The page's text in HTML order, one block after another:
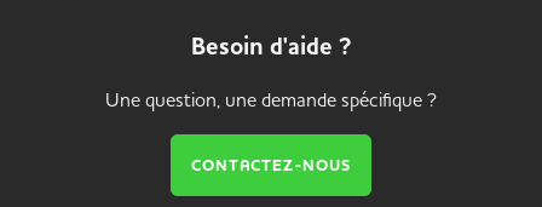
Besoin d'aide ?
Une question, une demande spécifique ?
CONTACTEZ-NOUS